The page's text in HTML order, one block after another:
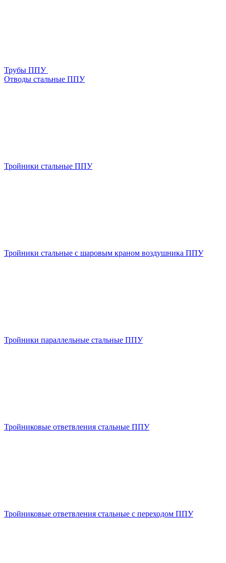
Трубы ППУ
Отводы стальные ППУ
Тройники стальные ППУ
Тройники стальные с шаровым краном воздушника ППУ
Тройники параллельные стальные ППУ
Тройниковые ответвления стальные ППУ
Тройниковые ответвления стальные с переходом ППУ